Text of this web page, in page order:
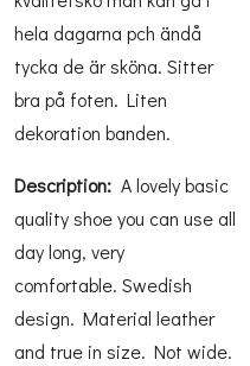
hela dagarna pch ändå
tycka de är sköna. Sitter
bra på foten. Liten
dekoration banden.
Description: A lovely basic
quality shoe you can use all
day long, very
comfortable. Swedish
design. Material leather
and true in size. Not wide.